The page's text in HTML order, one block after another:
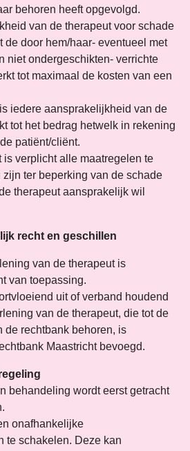
behoren heeft opgevolgd.
van de therapeut voor schade
de door hem/haar- eventueel met
niet ondergeschikten- verrichte
tot maximaal de kosten van een
iedere aansprakelijkheid van de
tot het bedrag hetwelk in rekening
patiënt/cliënt.
is verplicht alle maatregelen te
zijn ter beperking van de schade
therapeut aansprakelijk wil
recht en geschillen
van de therapeut is
van toepassing.
uit of verband houdend
van de therapeut, die tot de
de rechtbank behoren, is
Maastricht bevoegd.
behandeling wordt eerst getracht
onafhankelijke
te schakelen. Deze kan